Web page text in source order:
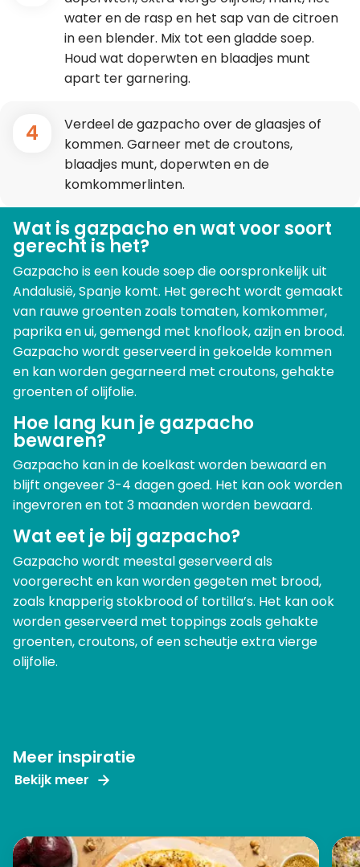
water en de rasp en het sap van de citroen
in een blender. Mix tot een gladde soep.
Houd wat doperwten en blaadjes munt
apart ter garnering.
4
Verdeel de gazpacho over de glaasjes of
kommen. Garneer met de croutons,
blaadjes munt, doperwten en de
komkommerlinten.
Wat is gazpacho en wat voor soort
gerecht is het?
Gazpacho is een koude soep die oorspronkelijk uit
Andalusië, Spanje komt. Het gerecht wordt gemaakt
van rauwe groenten zoals tomaten, komkommer,
paprika en ui, gemengd met knoflook, azijn en brood.
Gazpacho wordt geserveerd in gekoelde kommen
en kan worden gegarneerd met croutons, gehakte
groenten of olijfolie.
Hoe lang kun je gazpacho
bewaren?
Gazpacho kan in de koelkast worden bewaard en
blijft ongeveer 3-4 dagen goed. Het kan ook worden
ingevroren en tot 3 maanden worden bewaard.
Wat eet je bij gazpacho?
Gazpacho wordt meestal geserveerd als
voorgerecht en kan worden gegeten met brood,
zoals knapperig stokbrood of tortilla’s. Het kan ook
worden geserveerd met toppings zoals gehakte
groenten, croutons, of een scheutje extra vierge
olijfolie.
Meer inspiratie
Bekijk meer